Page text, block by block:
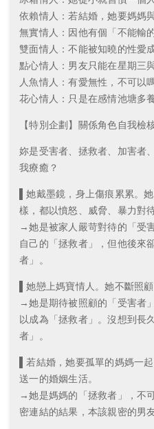
依賴情人：若結婚，她要媽媽
無實情人：因他有個「不能輸
雙面情人：不能被知曉的性愛
點心情人：男友只能在星期三
人魚情人：有愛無性，不可以
花心情人：只是在感情池塘多
【特別企劃】關係角色自我檢
妳是受害者、拯救者、加害者
我療癒？
▌她戴墨鏡，身上傷痕累累。
樣，都以憤怒、威脅、暴力對待
→她是被家人嚴苛對待的「受
自己的「拯救者」，但他後來
者」。
▌她戀上媽寶情人。她不斷照
→她是期待被照顧的「受害者
以成為「拯救者」。沒想到長
者」。
▌若結婚，她要孤單的媽媽一
送一的婚姻生活。
→她是媽媽的「拯救者」，不
密連結的結果，本該親密的男